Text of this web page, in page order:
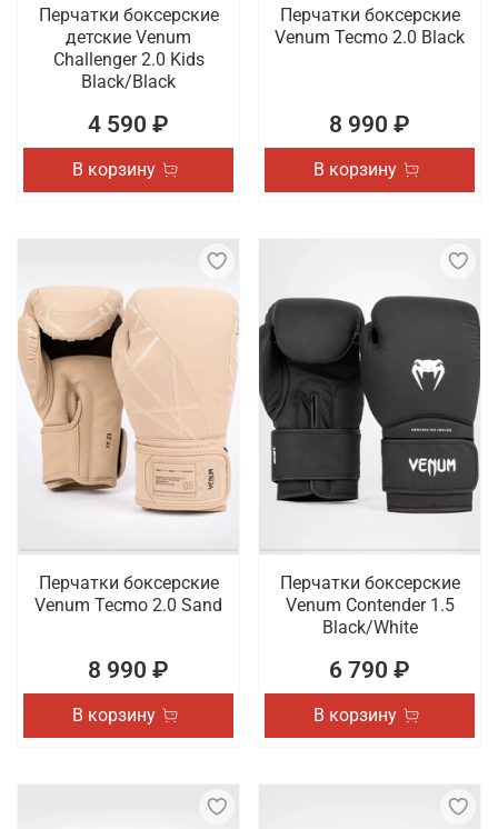
Перчатки боксерские
детские Venum
Challenger 2.0 Kids
Black/Black
4 590 ₽
В корзину
Перчатки боксерские
Venum Tecmo 2.0 Black
8 990 ₽
В корзину
Перчатки боксерские
Venum Tecmo 2.0 Sand
8 990 ₽
В корзину
Перчатки боксерские
Venum Contender 1.5
Black/White
6 790 ₽
В корзину